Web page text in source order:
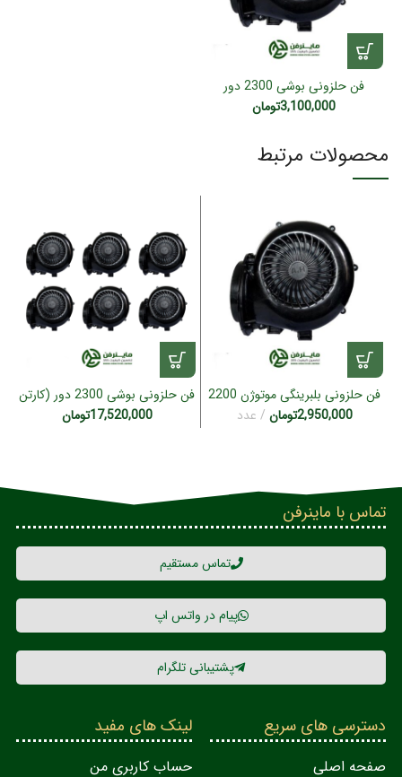
فن حلزونی بوشی 2300 دور
3,100,000تومان
محصولات مرتبط
فن حلزونی بلبرینگی موتوژن 2200
دور (بلبرینگ تایلندی)
2,950,000تومان عدد
فن حلزونی بوشی 2300 دور (کارتن
6 عددی)
17,520,000تومان
تماس با ماینرفن
تماس مستقیم
پیام در واتس اپ
پشتیبانی تلگرام
دسترسی های سریع
صفحه اصلی
لینک های مفید
حساب کاربری من